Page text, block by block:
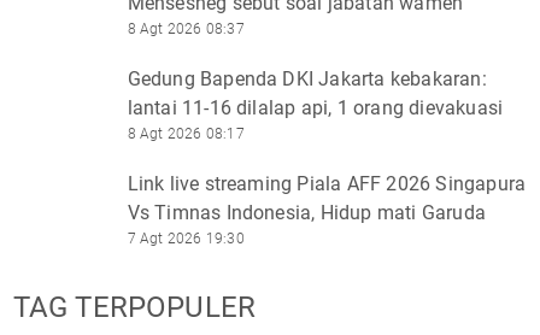
8 Agt 2026 08:37
Gedung Bapenda DKI Jakarta kebakaran:
lantai 11-16 dilalap api, 1 orang dievakuasi
8 Agt 2026 08:17
Link live streaming Piala AFF 2026 Singapura
Vs Timnas Indonesia, Hidup mati Garuda
7 Agt 2026 19:30
TAG TERPOPULER